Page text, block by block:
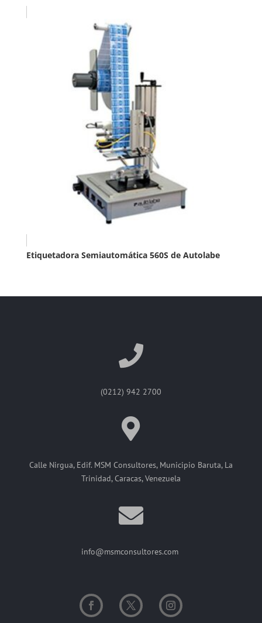
Etiquetadora Semiautomática 560S de Autolabe
(0212) 942 2700
Calle Nirgua, Edif. MSM Consultores, Municipio Baruta, La
Trinidad, Caracas, Venezuela
info@msmconsultores.com